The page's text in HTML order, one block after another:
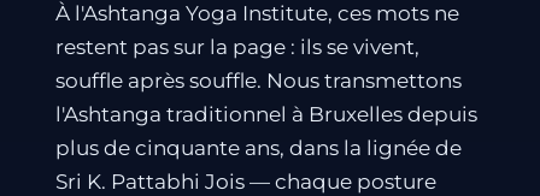
À l'Ashtanga Yoga Institute, ces mots ne
restent pas sur la page : ils se vivent,
souffle après souffle. Nous transmettons
l'Ashtanga traditionnel à Bruxelles depuis
plus de cinquante ans, dans la lignée de
Sri K. Pattabhi Jois — chaque posture